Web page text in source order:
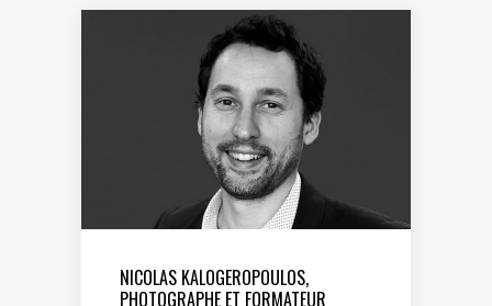
NICOLAS KALOGEROPOULOS,
PHOTOGRAPHE ET FORMATEUR